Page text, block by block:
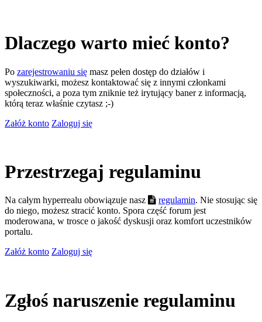
Dlaczego warto mieć konto?
Po zarejestrowaniu się masz pełen dostęp do działów i
wyszukiwarki, możesz kontaktować się z innymi członkami
społeczności, a poza tym zniknie też irytujący baner z informacją,
którą teraz właśnie czytasz ;-)
Załóż konto Zaloguj się
Przestrzegaj regulaminu
Na całym hyperrealu obowiązuje nasz regulamin. Nie stosując się
do niego, możesz stracić konto. Spora część forum jest
moderowana, w trosce o jakość dyskusji oraz komfort uczestników
portalu.
Załóż konto Zaloguj się
Zgłoś naruszenie regulaminu